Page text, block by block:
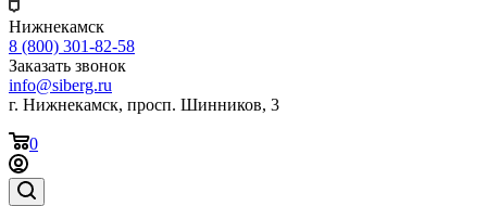
Нижнекамск
8 (800) 301-82-58
Заказать звонок
info@siberg.ru
г. Нижнекамск, просп. Шинников, 3
0